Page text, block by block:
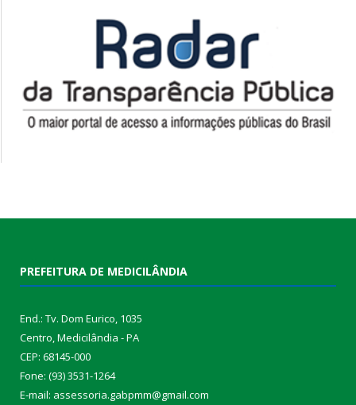
PREFEITURA DE MEDICILÂNDIA
End.: Tv. Dom Eurico, 1035
Centro, Medicilândia - PA
CEP: 68145-000
Fone: (93) 3531-1264
E-mail: assessoria.gabpmm@gmail.com